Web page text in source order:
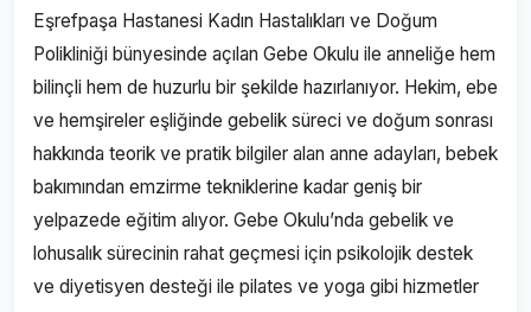
Eşrefpaşa Hastanesi Kadın Hastalıkları ve Doğum
Polikliniği bünyesinde açılan Gebe Okulu ile anneliğe hem
bilinçli hem de huzurlu bir şekilde hazırlanıyor. Hekim, ebe
ve hemşireler eşliğinde gebelik süreci ve doğum sonrası
hakkında teorik ve pratik bilgiler alan anne adayları, bebek
bakımından emzirme tekniklerine kadar geniş bir
yelpazede eğitim alıyor. Gebe Okulu’nda gebelik ve
lohusalık sürecinin rahat geçmesi için psikolojik destek
ve diyetisyen desteği ile pilates ve yoga gibi hizmetler